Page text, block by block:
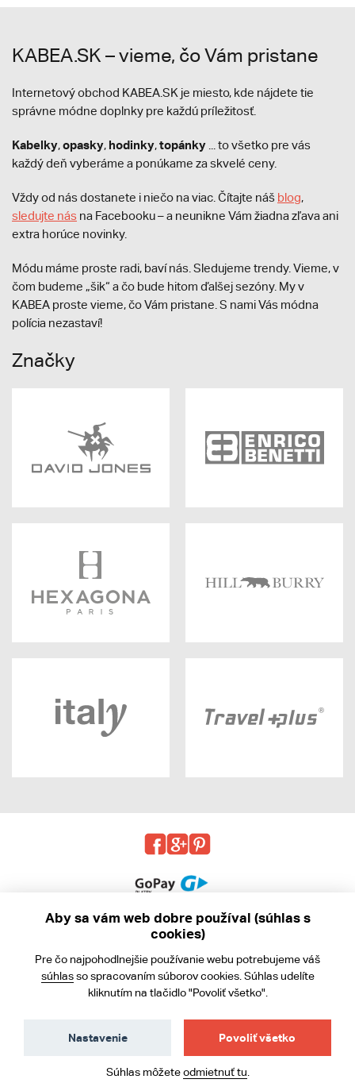
KABEA.SK – vieme, čo Vám pristane
Internetový obchod KABEA.SK je miesto, kde nájdete tie
správne módne doplnky pre každú príležitosť.
Kabelky,opasky, hodinky,topánky ... to všetko pre vás
každý deň vyberáme a ponúkame za skvelé ceny.
Vždy od nás dostanete i niečo na viac. Čítajte náš blog,
sledujte nás na Facebooku – a neunikne Vám žiadna zľava ani
extra horúce novinky.
Módu máme proste radi, baví nás. Sledujeme trendy. Vieme, v
čom budeme „šik“ a čo bude hitom ďalšej sezóny. My v
KABEA proste vieme, čo Vám pristane. S nami Vás módna
polícia nezastaví!
Značky
Obchodné podmienky
Ochrana osobných údajov
Aby sa vám web dobre používal (súhlas s
cookies)
Pre čo najpohodlnejšie používanie webu potrebujeme váš
súhlasso spracovaním súborov cookies. Súhlas udelíte
kliknutím na tlačidlo "Povoliť všetko".
Povoliť všetko
Nastavenie
Súhlas môžeteodmietnuť tu